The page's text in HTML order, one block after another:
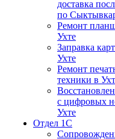
доставка
по
Ремонт
Ухте
Заправка
Ухте
Ремонт
техники в
с цифровых
Ухте
Отдел 1С